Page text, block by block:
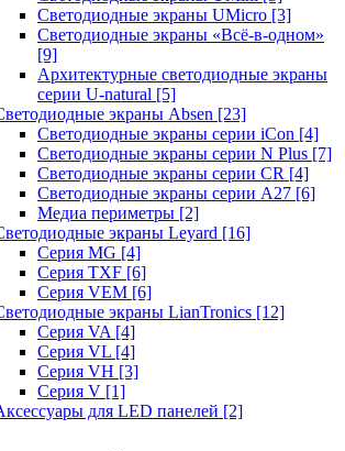
Светодиодные экраны UMicro [3]
Светодиодные экраны «Всё-в-одном»
[9]
Архитектурные светодиодные экраны
серии U-natural [5]
экраны Absen [23]
Светодиодные экраны серии iCon [4]
Светодиодные экраны серии N Plus [7]
Светодиодные экраны серии CR [4]
Светодиодные экраны серии А27 [6]
Медиа периметры [2]
экраны Leyard [16]
Серия MG [4]
Серия TXF [6]
Серия VEM [6]
экраны LianTronics [12]
Серия VA [4]
Серия VL [4]
Серия VH [3]
Серия V [1]
для LED панелей [2]